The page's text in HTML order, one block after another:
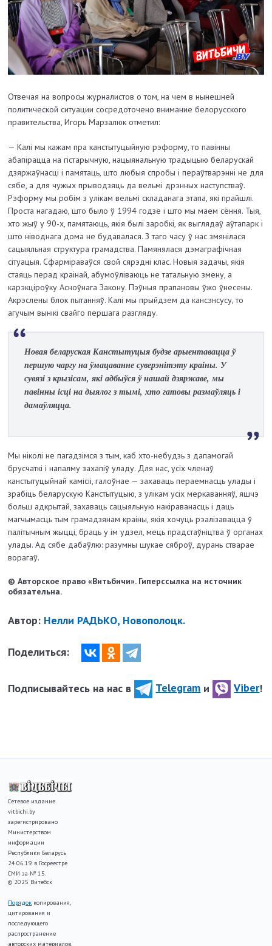
Отвечая на вопросы журналистов о том, на чем в нынешней
политической ситуации сосредоточено внимание белорусского
правительства, Игорь Марзалюк отметил:
— Калі мы кажам пра канстытуцыйную рэформу, то павінны
абапірацца на гістарычную, нацыянальную традыцыю беларускай
дзяржаўнасці і памятаць, што любыя спробы і пераўтварэнні не для
сябе, а для чужых прыводзяць да вельмі дрэнных наступстваў.
Рэформу мы робім з улікам вельмі складанага этапа, які прайшлі.
Проста нагадаю, што было ў 1994 годзе і што мы маем сёння. Тыя,
хто жыў у 90-х, памятаюць, якія былі заробкі, як выглядаў аўтапарк і
што ніводнага дома не будавалася. З таго часу ў нас змянілася
сацыяльная структура грамадства. Памянялася дэма­графічная
сітуацыя. Сфарміраваўся свой сярэдні клас. Новыя задачы, якія
стаяць перад краінай, абумоўліваюць не татальную змену, а
карэкціроўку Асноўнага Закону. Пэўныя прапановы ўжо ўнесены.
Акрэ­с­лены блок пытанняў. Калі мы прыйдзем да кансэнсусу, то
агучым вынікі свайго першага разгляду.
Новая беларуская Канстытуцыя будзе арыентавацца ў
першую чаргу на ўмацаванне суверэнітэту краіны. У
сувязі з крызісам, які адбыўся ў нашай дзяржаве, мы
павінны ісці на дыялог з тымі, хто гатовы размаўляць і
дамаўляцца.
Мы ніколі не пагадзімся з тым, каб хто-небудзь з дапамогай
брусчаткі і напалму захапіў уладу. Для нас, усіх членаў
канстытуцыйнай камісіі, галоўнае — захаваць пераемнасць улады і
зрабіць беларускую Канс­тытуцыю, з улікам усіх меркаванняў, яшчэ
больш адкрытай, захаваць сацыяльную накіраванасць і даць
магчымасць тым грамадзянам краіны, якія хочуць рэалізавацца ў
палітычным жыцці, браць у ім удзел, мець прадстаўніцтва ў органах
улады. Ад сябе дабаўлю: разумны шукае сяброў, дурань стварае
ворагаў.
© Авторское право «Витьбичи». Гиперссылка на источник
обязательна.
Автор: Нелли РАДЬКО, Новополоцк.
Поделиться:
Подписывайтесь на нас в Telegram и Viber!
Сетевое издание
vitbichi.by
зарегистрировано
Министерством
информации
Республики Беларусь
24.06.19 в Госреестре
СМИ за № 15.
© 2025 Витебск
Порядок копирования,
цитирования и
последующего
распространение
авторских материалов,